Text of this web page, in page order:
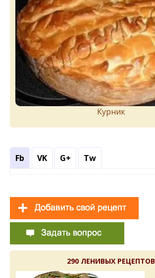
Курник
Fb VK G+ Tw
290 ЛЕНИВЫХ РЕЦЕПТОВ